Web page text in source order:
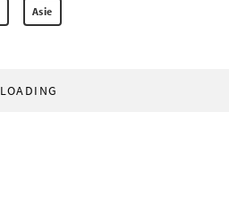
Asie
LOADING